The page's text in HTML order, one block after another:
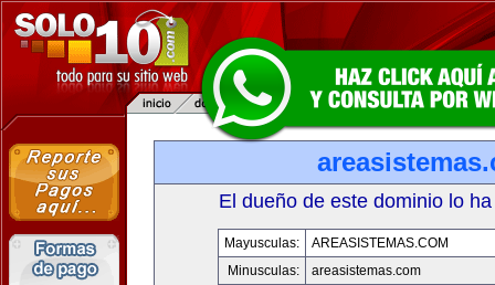
El dueño de este dominio lo
Mayusculas:
AREASISTEMAS.COM
Minusculas:
areasistemas.com